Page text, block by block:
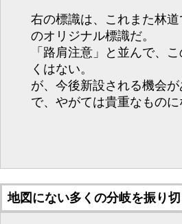
右の標識は、これまた林
のオリジナル標識だ。
「路肩注意」と並んで、
くはない。
が、今後新設される機会
で、やがては貴重なものに
地図にない多くの分岐を振り